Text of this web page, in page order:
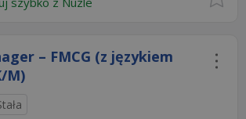
– FMCG (z językiem
M)